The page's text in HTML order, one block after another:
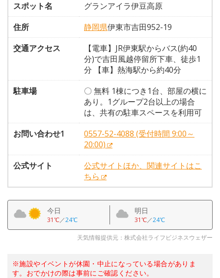
スポット名
グランアイラ伊豆高原
住所
静岡県伊東市吉田952-19
交通アクセス
【電車】JR伊東駅からバス(約40
分)で吉田風越停留所下車、徒歩1
分 【車】熱海駅から約40分
駐車場
〇 無料 1棟につき1台、部屋の横に
あり。1グループ2台以上の場合
は、共有の駐車スペースを利用可
お問い合わせ1
0557-52-4088 (受付時間 9:00～
20:00)
公式サイト
公式サイトほか、関連サイトはこ
ちら
今日
31℃／24℃
明日
31℃／24℃
天気情報提供元：株式会社ライフビジネスウェザー
※施設やイベントが休園・中止になっている場合がありま
す。おでかけの際は事前にご確認ください。